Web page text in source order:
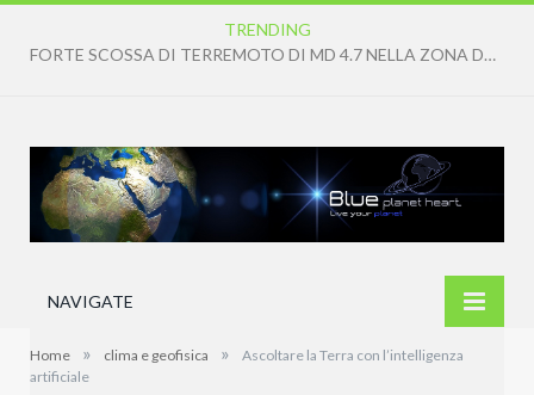
TRENDING
IN ARRIVO CONDIZIONI DI CALDO ANOMALO DIFFUSO E PERSISTENTE
NAVIGATE
Home » clima e geofisica »
Ascoltare la Terra con l’intelligenza
artificiale